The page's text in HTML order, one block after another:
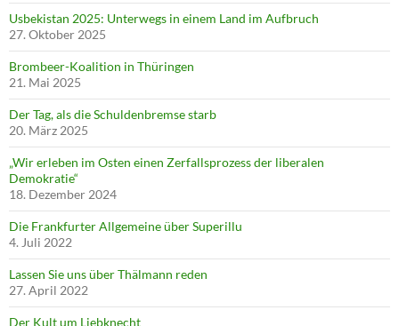
Usbekistan 2025: Unterwegs in einem Land im Aufbruch
27. Oktober 2025
Brombeer-Koalition in Thüringen
21. Mai 2025
Der Tag, als die Schuldenbremse starb
20. März 2025
„Wir erleben im Osten einen Zerfallsprozess der liberalen
Demokratie“
18. Dezember 2024
Die Frankfurter Allgemeine über Superillu
4. Juli 2022
Lassen Sie uns über Thälmann reden
27. April 2022
Der Kult um Liebknecht